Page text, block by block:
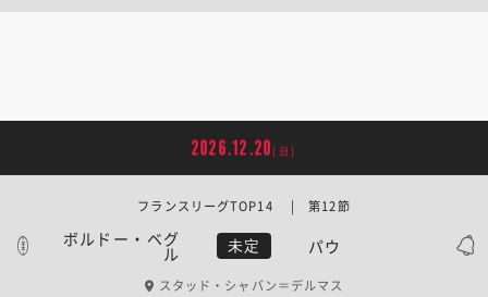
2026.12.20 [日]
ボルドー・ベグ
ル 未定 パウ
フランスリーグTOP14 | 第12節
スタッド・シャバン＝デルマス